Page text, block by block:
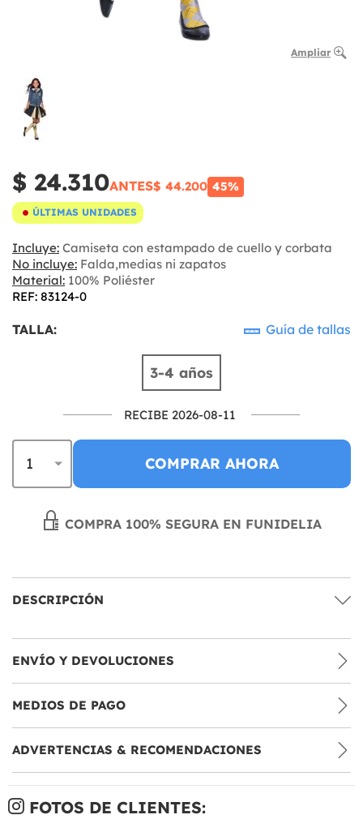
Ampliar
$ 24.310ANTES$ 44.200 45%
ÚLTIMAS UNIDADES
Incluye: Camiseta con estampado de cuello y corbata
No incluye: Falda,medias ni zapatos
Material: 100% Poliéster
REF: 83124-0
TALLA: Guía de tallas
3-4 años
RECIBE 2026-08-11
COMPRAR AHORA
COMPRA 100% SEGURA EN FUNIDELIA
DESCRIPCIÓN
ENVÍO Y DEVOLUCIONES
MEDIOS DE PAGO
ADVERTENCIAS & RECOMENDACIONES
FOTOS DE CLIENTES: